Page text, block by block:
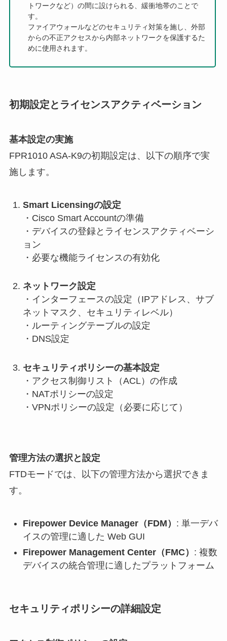
トワークなど）の間に設けられる、緩衝地帯のことで
す。
ファイアウォールなどのセキュリティ対策を施し、外部
からの不正アクセスから内部ネットワークを保護するた
めに使用されます。
初期設定とライセンスアクティベーション
基本設定の実施
FPR1010 ASA-K9の初期設定は、以下の順序で実
施します。
Smart Licensingの設定
・Cisco Smart Accountの準備
・デバイスの登録とライセンスアクティベーシ
ョン
・必要な機能ライセンスの有効化
ネットワーク設定
・インターフェースの設定（IPアドレス、サブ
ネットマスク、セキュリティレベル）
・ルーティングテーブルの設定
・DNS設定
セキュリティポリシーの基本設定
・アクセス制御リスト（ACL）の作成
・NATポリシーの設定
・VPNポリシーの設定（必要に応じて）
管理方法の選択と設定
FTDモードでは、以下の管理方法から選択できま
す。
Firepower Device Manager（FDM） : 単一デバ
イスの管理に適した Web GUI
Firepower Management Center（FMC） : 複数
デバイスの統合管理に適したプラットフォーム
セキュリティポリシーの詳細設定